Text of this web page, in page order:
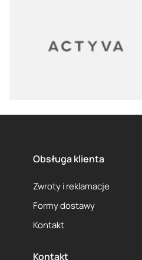
Obsługa klienta
Zwroty i reklamacje
Formy dostawy
Kontakt
Kontakt